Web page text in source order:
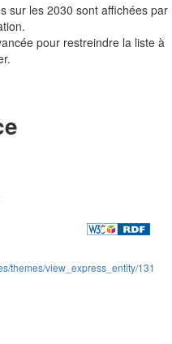
sur les 2030 sont affichées par
pour restreindre la liste à
themes/view_express_entity/131